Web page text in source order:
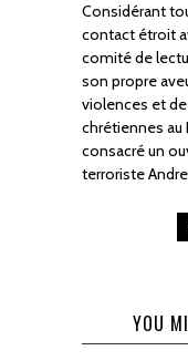
Considérant
contact étroit
comité de
son propre
violences et
chrétiennes au
consacré un
terroriste
YOU